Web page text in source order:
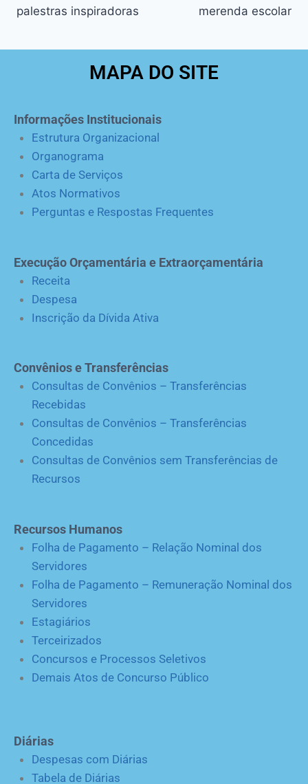
palestras inspiradoras
merenda escolar
MAPA DO SITE
Informações Institucionais
Estrutura Organizacional
Organograma
Carta de Serviços
Atos Normativos
Perguntas e Respostas Frequentes
Execução Orçamentária e Extraorçamentária
Receita
Despesa
Inscrição da Dívida Ativa
Convênios e Transferências
Consultas de Convênios – Transferências
Recebidas
Consultas de Convênios – Transferências
Concedidas
Consultas de Convênios sem Transferências de
Recursos
Recursos Humanos
Folha de Pagamento – Relação Nominal dos
Servidores
Folha de Pagamento – Remuneração Nominal dos
Servidores
Estagiários
Terceirizados
Concursos e Processos Seletivos
Demais Atos de Concurso Público
Diárias
Despesas com Diárias
Tabela de Diárias